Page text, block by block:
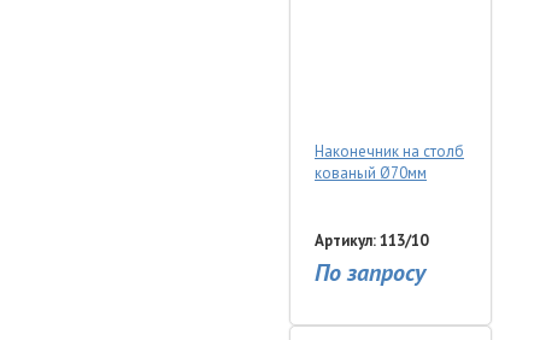
Наконечник на столб
кованый Ø70мм
Артикул: 113/10
По запросу